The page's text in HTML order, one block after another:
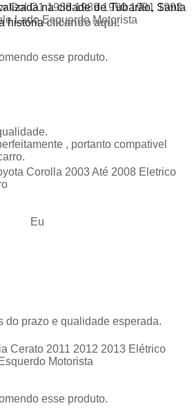
na cidade de Tubarão, Santa
históriaclicando aqui.
Gol G1 1988 1989 1990 1991 1992
Lado Esquerdo Motorista
esse produto.
, portanto compativel
Corolla 2003 Até 2008 Eletrico
Eu
do prazo e qualidade esperada.
Cerato 2011 2012 2013 Elétrico
Motorista
esse produto.